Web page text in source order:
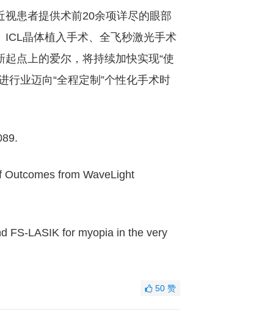
患者提供术前20余项详尽的眼部
晶体植入手术、全飞秒激光手术
点上的爱尔，将持续加快实现“使
行业迈向“全程定制”个性化手术时
from WaveLight
FS-LASIK for myopia in the very
50 赞